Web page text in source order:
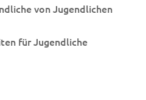
von Jugendlichen
für Jugendliche